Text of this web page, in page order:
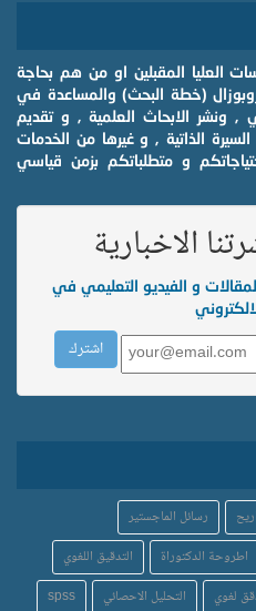
العليا المقبلين او من هم بحاجة
(خطة البحث) والمساعدة في
, ونشر الابحاث العلمية , و تقديم
الذاتية , و غيرها من الخدمات
و متطلباتكم بزمن قياسي
الاخبارية
و الفيديو التعليمي في
رسائل الماجستير
اطروحة الدكتوراة
التدقيق اللغوي
لغوي التحليل الاحصائي
spss